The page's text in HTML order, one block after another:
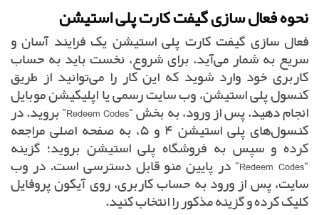
نحوه فعال سازی گیفت کارت پلی استیشن
فعال سازی گیفت کارت پلی استیشن یک فرایند آسان و
سریع به شمار می‌آید. برای شروع، نخست باید به حساب
کاربری خود وارد شوید که این کار را می‌توانید از طریق
کنسول پلی استیشن، وب سایت رسمی یا اپلیکیشن موبایل
انجام دهید. پس از ورود، به بخش “Redeem Codes” بروید. در
کنسول‌های پلی استیشن ۴ و ۵، به صفحه اصلی مراجعه
کرده و سپس به فروشگاه پلی استیشن بروید؛ گزینه
“Redeem Codes” در پایین منو قابل دسترسی است. در وب
سایت، پس از ورود به حساب کاربری، روی آیکون پروفایل
کلیک کرده و گزینه مذکور را انتخاب کنید.